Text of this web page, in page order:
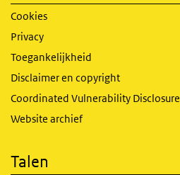
Cookies
Privacy
Toegankelijkheid
Disclaimer en copyright
Coordinated Vulnerability Disclosure
Website archief
Talen